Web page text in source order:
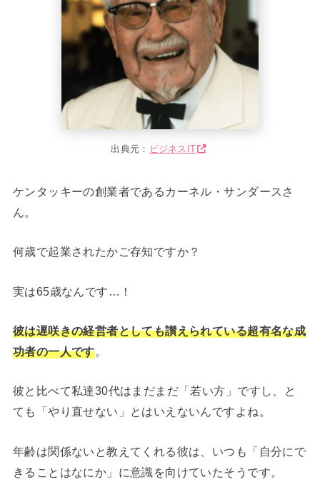
出典元： ビジネスIT
ケンタッキーの創業者であるカーネル・サンダースさ
ん。
何歳で起業されたかご存知ですか？
実は65歳なんです…！
彼は遅咲きの経営者としても讃えられている超有名な成
功者の一人です。
彼と比べて私達30代はまだまだ「若い方」ですし、と
ても「やり直せない」とはいえないんですよね。
年齢は関係ないと教えてくれる彼は、いつも「自分にで
きることはなにか」に意識を向けていたそうです。